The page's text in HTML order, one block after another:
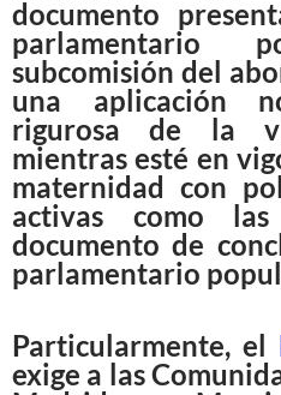
documento
subcomisión del
una aplicación
rigurosa de la
mientras esté en
maternidad con
activas como
documento de
parlamentario
Particularmente, el
exige a las